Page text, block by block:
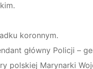
koronnym.
główny Policji –
Marynarki